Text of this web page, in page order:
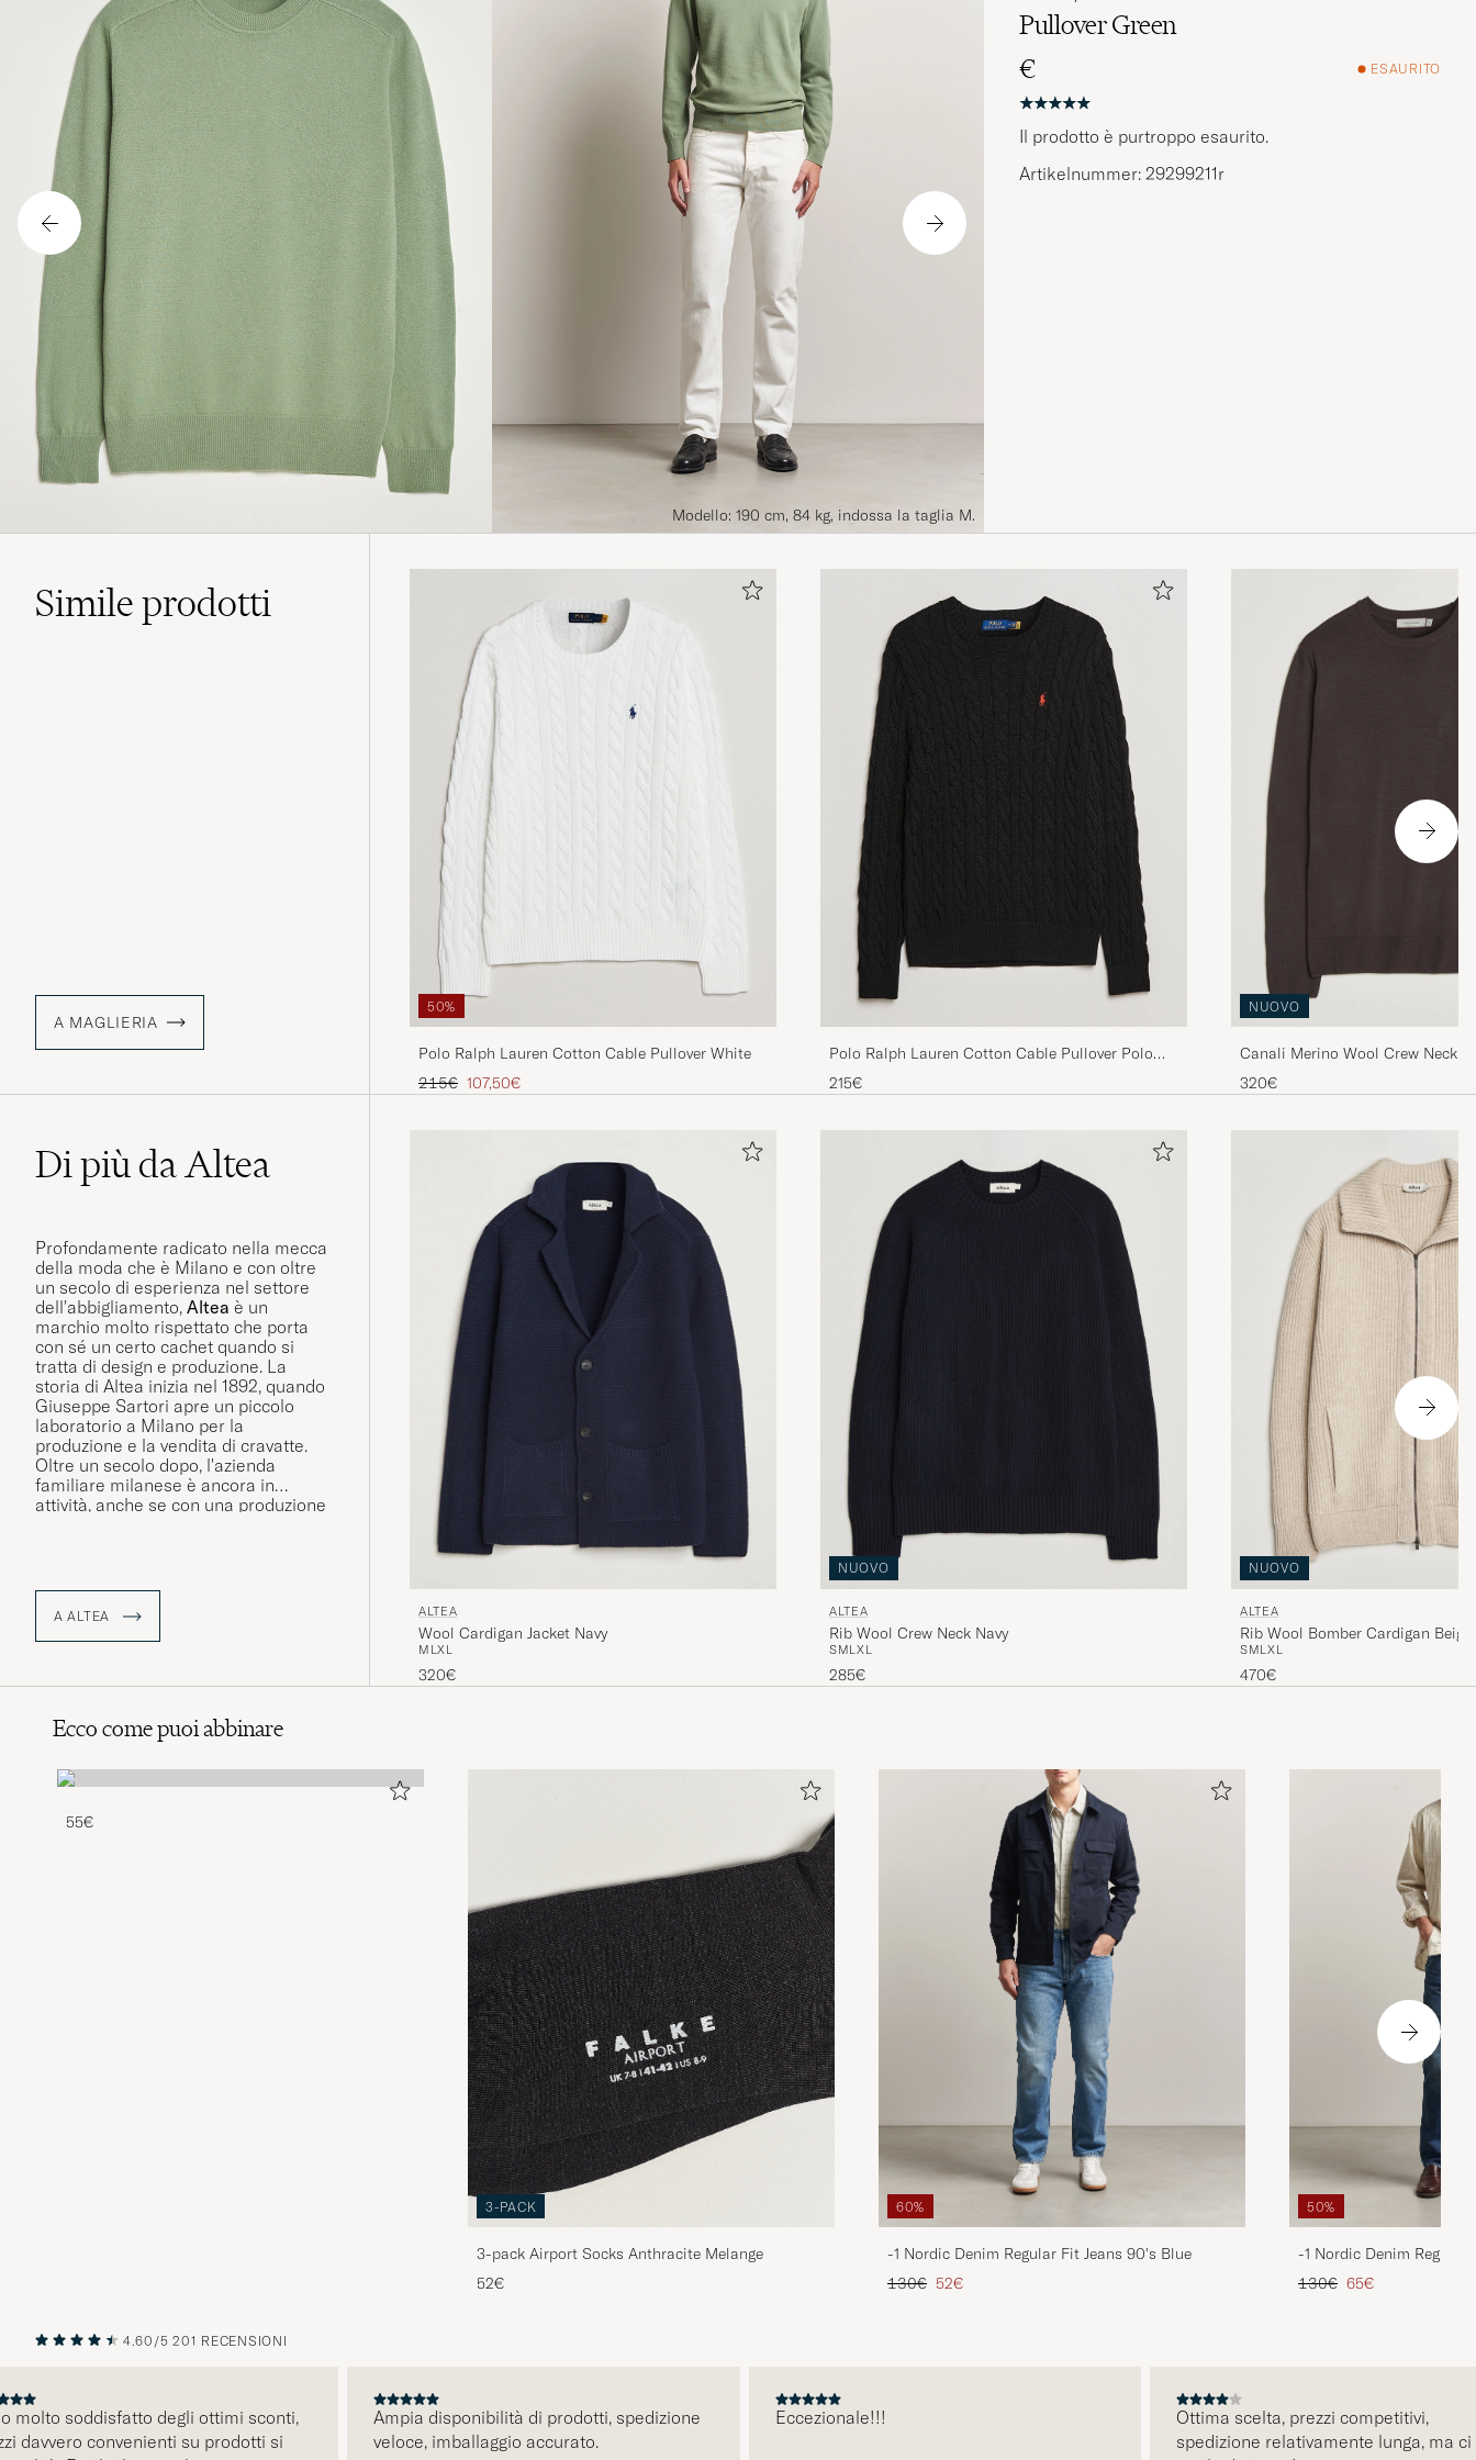
Modello: 190 cm, 84 kg, indossa la taglia M.
Pullover Green
€
ESAURITO
Il prodotto è purtroppo esaurito.
Artikelnummer: 29299211r
Simileprodotti
A MAGLIERIA
50%
Polo Ralph Lauren Cotton Cable Pullover White
Prezzo ordinario
215€ Prezzo ridotto
107,50€
Polo Ralph Lauren Cotton Cable Pullover Polo
Black
215€
NUOVO
Canali Merino Wool Crew Neck
320€
Di più da Altea
Profondamente radicato nella mecca
della moda che è Milano e con oltre
un secolo di esperienza nel settore
dell'abbigliamento, Altea è un
marchio molto rispettato che porta
con sé un certo cachet quando si
tratta di design e produzione. La
storia di Altea inizia nel 1892, quando
Giuseppe Sartori apre un piccolo
laboratorio a Milano per la
produzione e la vendita di cravatte.
Oltre un secolo dopo, l'azienda
familiare milanese è ancora in
attività, anche se con una produzione
A ALTEA ALTEA
Wool Cardigan Jacket Navy
M LXL
320€
NUOVO
ALTEA
Rib Wool Crew Neck Navy
SMLXL
285€
NUOVO
ALTEA
Rib Wool Bomber Cardigan Beige
SMLXL
470€
Ecco come puoi abbinare
55€
3-PACK
3-pack Airport Socks Anthracite Melange
52€
60%
-1 Nordic Denim Regular Fit Jeans 90's Blue
Prezzo ordinario
130€ Prezzo ridotto
52€
50%
-1 Nordic Denim Regular
Prezzo ordinario
130€ Prezzo ridotto
65€
PRECEDENTE
4.60/5 201 RECENSIONI
soddisfatto degli ottimi sconti,
convenienti su prodotti si
Ampia disponibilità di prodotti, spedizione
veloce, imballaggio accurato.
Eccezionale!!!
Ottima scelta, prezzi competitivi,
spedizione relativamente lunga, ma ci sta